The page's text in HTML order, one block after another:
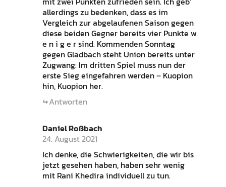
allerdings zu bedenken, dass es im
Vergleich zur abgelaufenen Saison gegen
diese beiden Gegner bereits vier Punkte w
e n i g e r sind. Kommenden Sonntag
gegen Gladbach steht Union bereits unter
Zugwang: Im dritten Spiel muss nun der
erste Sieg eingefahren werden – Kuopion
hin, Kuopion her.
Antworten
Daniel Roßbach
24. August 2021
Ich denke, die Schwierigkeiten, die wir bis
jetzt gesehen haben, haben sehr wenig
mit Rani Khedira individuell zu tun.